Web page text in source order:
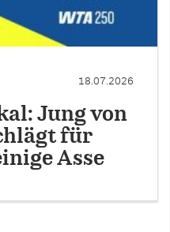
18.07.2026
Jung von
für
Asse